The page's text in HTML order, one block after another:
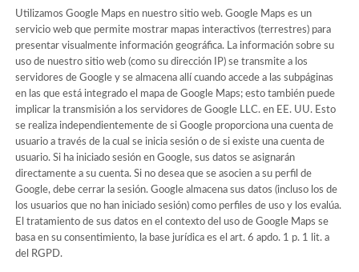
Utilizamos Google Maps en nuestro sitio web. Google Maps es un
servicio web que permite mostrar mapas interactivos (terrestres) para
presentar visualmente información geográfica. La información sobre su
uso de nuestro sitio web (como su dirección IP) se transmite a los
servidores de Google y se almacena allí cuando accede a las subpáginas
en las que está integrado el mapa de Google Maps; esto también puede
implicar la transmisión a los servidores de Google LLC. en EE. UU. Esto
se realiza independientemente de si Google proporciona una cuenta de
usuario a través de la cual se inicia sesión o de si existe una cuenta de
usuario. Si ha iniciado sesión en Google, sus datos se asignarán
directamente a su cuenta. Si no desea que se asocien a su perfil de
Google, debe cerrar la sesión. Google almacena sus datos (incluso los de
los usuarios que no han iniciado sesión) como perfiles de uso y los evalúa.
El tratamiento de sus datos en el contexto del uso de Google Maps se
basa en su consentimiento, la base jurídica es el art. 6 apdo. 1 p. 1 lit. a
del RGPD.